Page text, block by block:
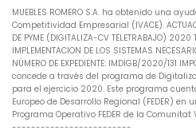
MUEBLES ROMERO S.A. ha obtenido una
Competitividad Empresarial (IVACE).
DE PYME (DIGITALIZA-CV TELETRABAJO) 2020
IMPLEMENTACION DE LOS SISTEMAS
NÚMERO DE EXPEDIENTE: IMDIGB/2020/131
concede a través del programa de
para el ejercicio 2020. Este programa
Europeo de Desarrollo Regional (FEDER)
Programa Operativo FEDER de la
-------------------------